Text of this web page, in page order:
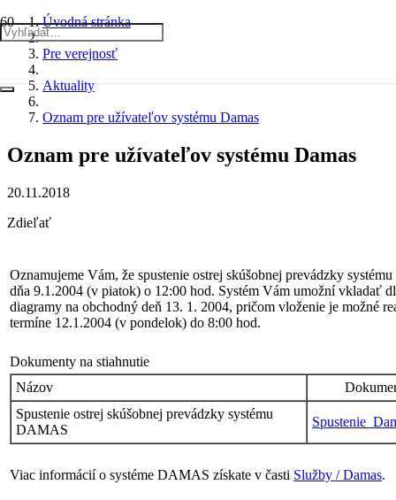
Úvodná stránka
Pre verejnosť
Aktuality
Oznam pre užívateľov systému Damas
Oznam pre užívateľov systému Damas
20.11.2018
Zdieľať
Oznamujeme Vám, že spustenie ostrej skúšobnej prevádzky
dňa 9.1.2004 (v piatok) o 12:00 hod. Systém Vám umožní vkladať
diagramy na obchodný deň 13. 1. 2004, pričom vloženie je možné
termíne 12.1.2004 (v pondelok) do 8:00 hod.
Dokumenty na stiahnutie
Názov
Spustenie ostrej skúšobnej prevádzky systému
DAMAS
Viac informácií o systéme DAMAS získate v časti Služby / Damas.